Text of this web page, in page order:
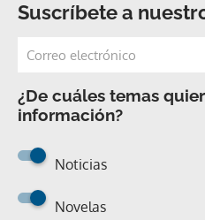
Suscríbete a
¿De cuáles temas
información?
Noticias
Novelas